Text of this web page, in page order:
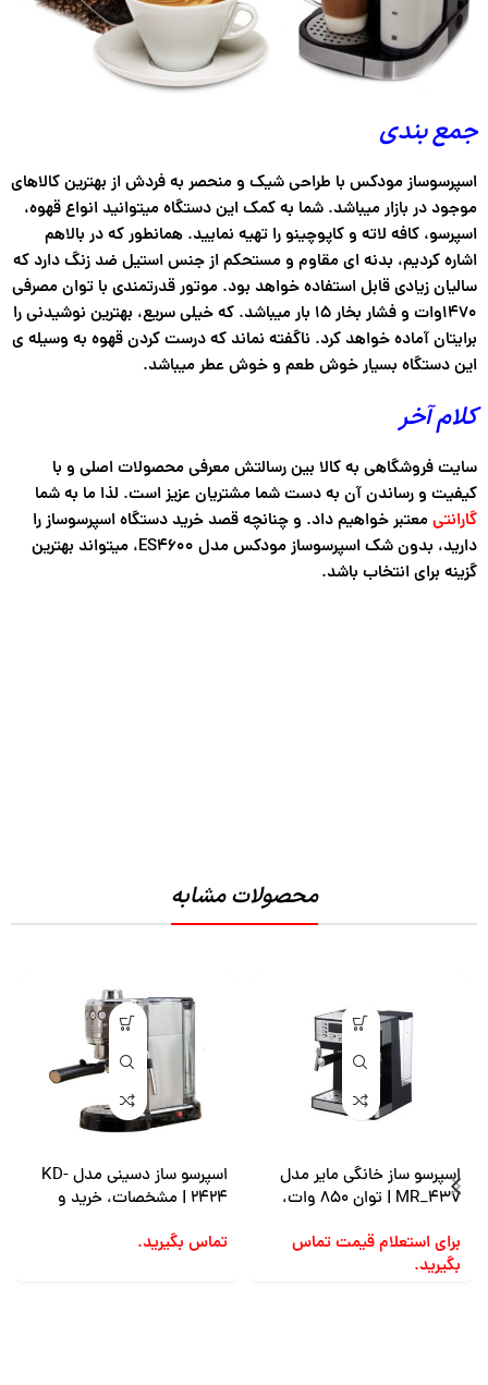
جمع بندی
اسپرسوساز مودکس با طراحی شیک و منحصر به فردش از بهترین کالاهای
موجود در بازار میباشد. شما به کمک این دستگاه میتوانید انواع قهوه،
اسپرسو، کافه لاته و کاپوچینو را تهیه نمایید. همانطور که در بالاهم
اشاره کردیم، بدنه ای مقاوم و مستحکم از جنس استیل ضد زنگ دارد که
سالیان زیادی قابل استفاده خواهد بود. موتور قدرتمندی با توان مصرفی
۱۴۷۰وات و فشار بخار ۱۵ بار میباشد. که خیلی سریع، بهترین نوشیدنی را
برایتان آماده خواهد کرد. ناگفته نماند که درست کردن قهوه به وسیله ی
این دستگاه بسیار خوش طعم و خوش عطر میباشد.
کلام آخر
سایت فروشگاهی به کالا بین رسالتش معرفی محصولات اصلی و با
کیفیت و رساندن آن به دست شما مشتریان عزیز است. لذا ما به شما
گارانتیمعتبر خواهیم داد. و چنانچه قصد خرید دستگاه اسپرسوساز را
دارید، بدون شک اسپرسوساز مودکس مدل ES4600، میتواند بهترین
گزینه برای انتخاب باشد.
محصولات مشابه
اسپرسو ساز خانگی مایر مدل
MR_437 | توان 850 وات،
برای استعلام قیمت تماس
بگیرید.
اسپرسو ساز دسینی مدل KD-
2424 | مشخصات، خرید و
تماس بگیرید.